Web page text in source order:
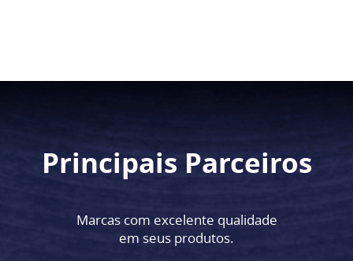
Principais Parceiros
Marcas com excelente qualidade
em seus produtos.